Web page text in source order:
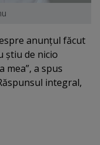
anunţul făcut
ştiu de nicio
mea”, a spus
integral,